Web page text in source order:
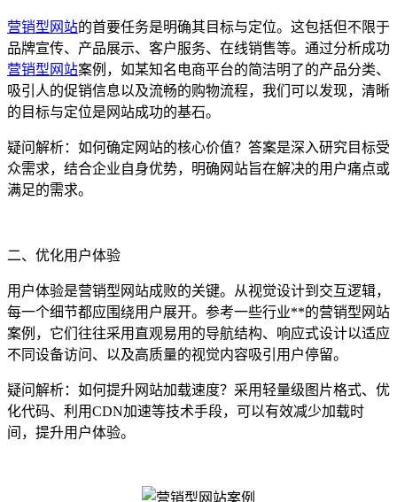
营销型网站的首要任务是明确其目标与定位。这包括但不限于
品牌宣传、产品展示、客户服务、在线销售等。通过分析成功
营销型网站案例，如某知名电商平台的简洁明了的产品分类、
吸引人的促销信息以及流畅的购物流程，我们可以发现，清晰
的目标与定位是网站成功的基石。
疑问解析：如何确定网站的核心价值？答案是深入研究目标受
众需求，结合企业自身优势，明确网站旨在解决的用户痛点或
满足的需求。
二、优化用户体验
用户体验是营销型网站成败的关键。从视觉设计到交互逻辑，
每一个细节都应围绕用户展开。参考一些行业**的营销型网站
案例，它们往往采用直观易用的导航结构、响应式设计以适应
不同设备访问、以及高质量的视觉内容吸引用户停留。
疑问解析：如何提升网站加载速度？采用轻量级图片格式、优
化代码、利用CDN加速等技术手段，可以有效减少加载时
间，提升用户体验。